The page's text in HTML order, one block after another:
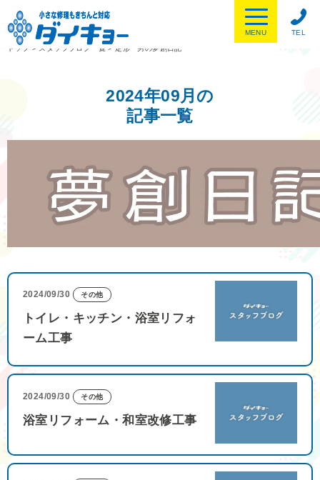
TEL
MENU
トップ
> スタッフブログ一覧 > 定形一男の夢創日記
2024年09月の
記事一覧
2024/09/30 その他
トイレ・キッチン・浴室リフォ
ーム工事
2024/09/30 その他
浴室リフォーム・和室改修工事